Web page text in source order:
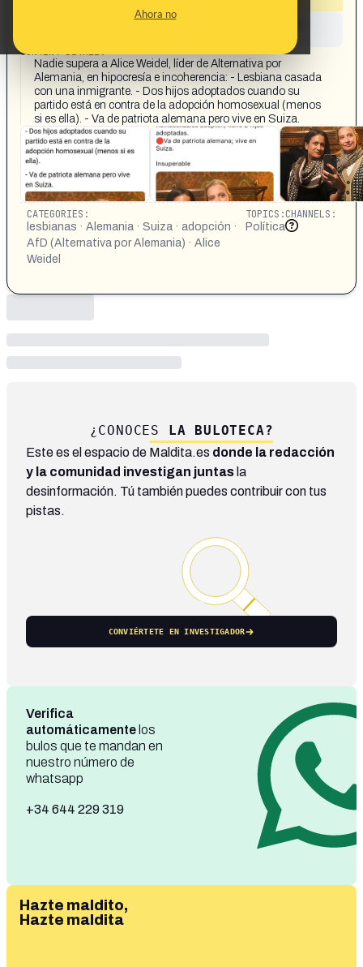
Ahora no
This content has not yet been investigated by the
CONTENT DETAIL:
Nadie supera a Alice Weidel, líder de Alternativa por
Alemania, en hipocresía e incoherencia: - Lesbiana casada
con una inmigrante. - Dos hijos adoptados cuando su
partido está en contra de la adopción homosexual (menos
si es ella). - Va de patriota alemana pero vive en Suiza.
CATEGORIES:
lesbianas · Alemania · Suiza · adopción ·
AfD (Alternativa por Alemania) · Alice
Weidel
TOPICS:
Política
CHANNELS:
¿CONOCES LA BULOTECA?
Este es el espacio de Maldita.es donde la redacción
y la comunidad investigan juntas la
desinformación. Tú también puedes contribuir con tus
pistas.
CONVIÉRTETE EN INVESTIGADOR
Verifica
automáticamente los
bulos que te mandan en
nuestro número de
whatsapp
+34 644 229 319
Hazte maldito,
Hazte maldita